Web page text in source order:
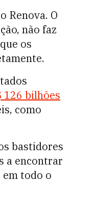
Renova. O
não faz
os
126 bilhões
como
bastidores
a encontrar
em todo o